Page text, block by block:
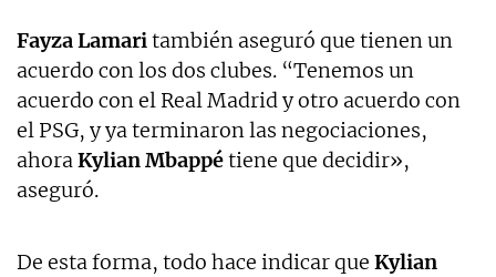
Fayza Lamaritambién aseguró que tienen un
acuerdo con los dos clubes. “Tenemos un
acuerdo con el Real Madrid y otro acuerdo con
el PSG, y ya terminaron las negociaciones,
ahoraKylian Mbappétiene que decidir»,
aseguró.
De esta forma, todo hace indicar que Kylian